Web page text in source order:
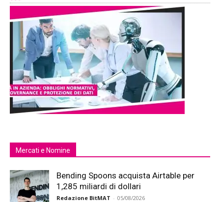
Mercati e Nomine
Bending Spoons acquista Airtable per
1,285 miliardi di dollari
Redazione BitMAT - 05/08/2026